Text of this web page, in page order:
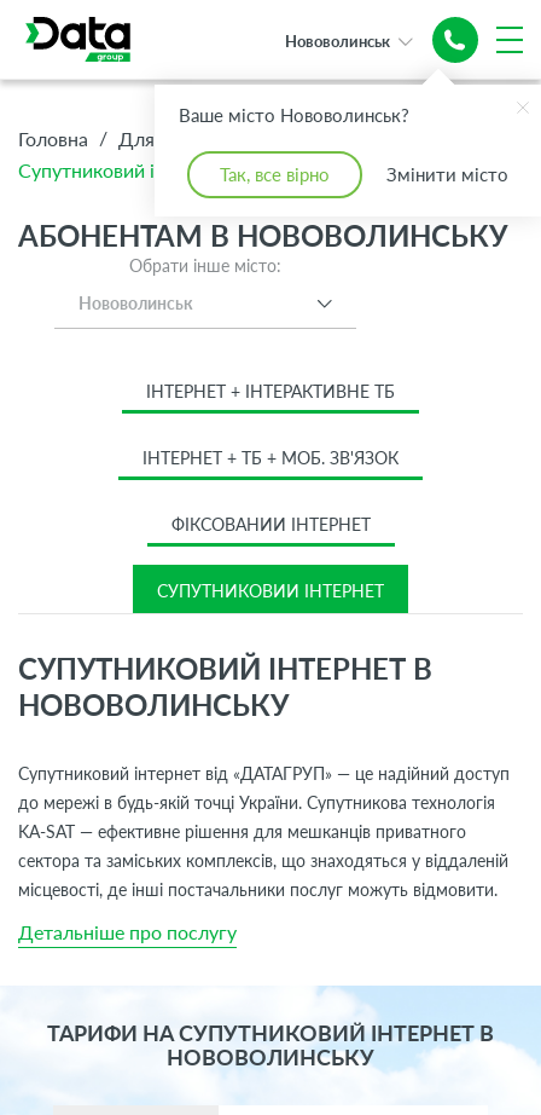
Ваше місто Нововолинськ?
Так, все вірно Змінити місто
Нововолинськ
супутниковий
Інтернет
Головна / Для Дому
Супутниковий інтернет
АБОНЕНТАМ В НОВОВОЛИНСЬКУ
Обрати інше місто:
Нововолинськ
ІНТЕРНЕТ + ІНТЕРАКТИВНЕ ТБ
ІНТЕРНЕТ + ТБ + МОБ. ЗВ'ЯЗОК
ФІКСОВАНИЙ ІНТЕРНЕТ
СУПУТНИКОВИЙ ІНТЕРНЕТ
СУПУТНИКОВИЙ ІНТЕРНЕТ В
НОВОВОЛИНСЬКУ
Супутниковий інтернет від «ДАТАГРУП» — це надійний доступ
до мережі в будь-якій точці України. Супутникова технологія
KA-SAT — ефективне рішення для мешканців приватного
сектора та заміських комплексів, що знаходяться у віддаленій
місцевості, де інші постачальники послуг можуть відмовити.
Детальніше про послугу
ТАРИФИ НА СУПУТНИКОВИЙ ІНТЕРНЕТ В
НОВОВОЛИНСЬКУ